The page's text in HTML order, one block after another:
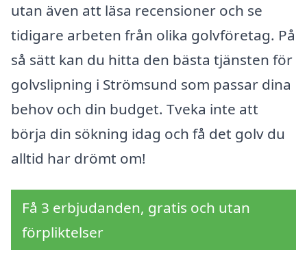
utan även att läsa recensioner och se
tidigare arbeten från olika golvföretag. På
så sätt kan du hitta den bästa tjänsten för
golvslipning i Strömsund som passar dina
behov och din budget. Tveka inte att
börja din sökning idag och få det golv du
alltid har drömt om!
Få 3 erbjudanden, gratis och utan
förpliktelser